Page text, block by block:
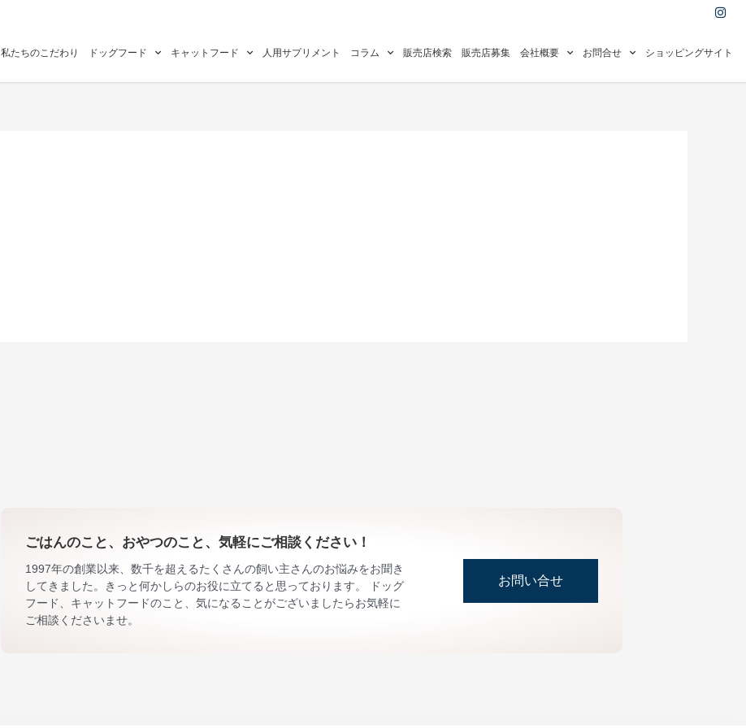
I
n
a
r
私たちのこだわり ドッグフード キャットフード 人用サプリメント コラム 販売店検索 販売店募集 会社概要 お問合せ ショッピングサイト
ごはんのこと、おやつのこと、気軽にご相談ください！
1997年の創業以来、数千を超えるたくさんの飼い主さんのお悩みをお聞き
してきました。きっと何かしらのお役に立てると思っております。 ドッグ
フード、キャットフードのこと、気になることがございましたらお気軽に
ご相談くださいませ。
お問い合せ